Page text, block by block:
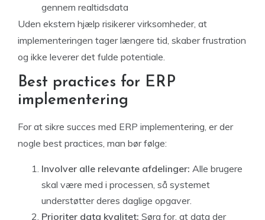
gennem realtidsdata
Uden ekstern hjælp risikerer virksomheder, at
implementeringen tager længere tid, skaber frustration
og ikke leverer det fulde potentiale.
Best practices for ERP
implementering
For at sikre succes med ERP implementering, er der
nogle best practices, man bør følge:
Involver alle relevante afdelinger: Alle brugere
skal være med i processen, så systemet
understøtter deres daglige opgaver.
Prioriter data kvalitet: Sørg for, at data der